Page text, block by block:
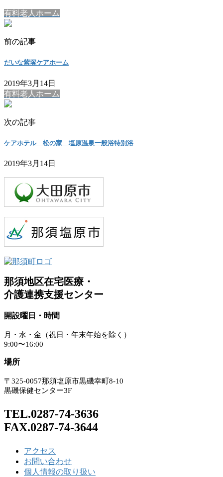
有料老人ホーム
前の記事
だいな紫塚ケアホーム
2019年3月14日
有料老人ホーム
次の記事
ケアホテル 松の家 塩原温泉一般浴特別浴
2019年3月14日
那須地区在宅医療・
介護連携支援センター
開設曜日・時間
月・水・金（祝日・年末年始を除く）
9:00〜16:00
場所
〒325-0057那須塩原市黒磯幸町8-10
黒磯保健センター3F
TEL.0287-74-3636
FAX.0287-74-3644
アクセス
お問い合わせ
個人情報の取り扱い